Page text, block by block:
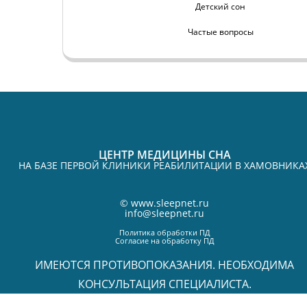
Детский сон
Частые вопросы
ЦЕНТР МЕДИЦИНЫ СНА
НА БАЗЕ ПЕРВОЙ КЛИНИКИ РЕАБИЛИТАЦИИ В
© www.sleepnet.ru
info@sleepnet.ru
Политика обработки ПД
Согласие на обработку ПД
ИМЕЮТСЯ ПРОТИВОПОКАЗАНИЯ. НЕОБХОДИМА
КОНСУЛЬТАЦИЯ СПЕЦИАЛИСТА.